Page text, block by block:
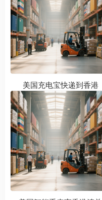
美国充电宝快递到香港